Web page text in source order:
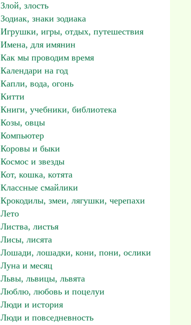
Злой, злость
Зодиак, знаки зодиака
Игрушки, игры, отдых, путешествия
Имена, для имянин
Как мы проводим время
Календари на год
Капли, вода, огонь
Китти
Книги, учебники, библиотека
Козы, овцы
Компьютер
Коровы и быки
Космос и звезды
Кот, кошка, котята
Классные смайлики
Крокодилы, змеи, лягушки, черепахи
Лето
Листва, листья
Лисы, лисята
Лошади, лошадки, кони, пони, ослики
Луна и месяц
Львы, львицы, львята
Люблю, любовь и поцелуи
Люди и история
Люди и повседневность